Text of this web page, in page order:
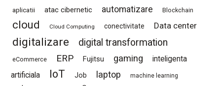
aplicatii atac cibernetic automatizare Blockchain
cloud Cloud Computing conectivitate Data center
digitalizare digital transformation
eCommerce ERP Fujitsu gaming
inteligenta
artificiala
IoT Job laptop machine learning